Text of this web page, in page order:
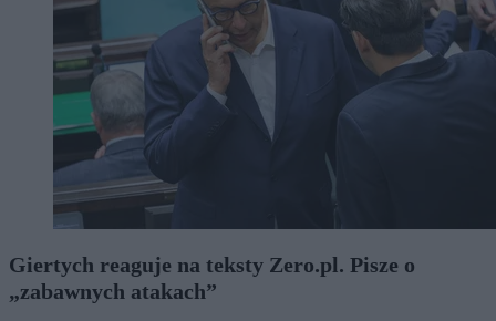
Giertych reaguje na teksty Zero.pl. Pisze o
„zabawnych atakach”